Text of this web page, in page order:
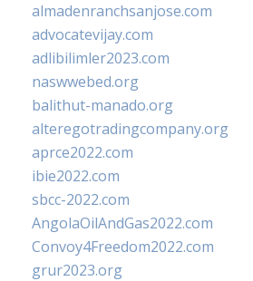
almadenranchsanjose.com
advocatevijay.com
adlibilimler2023.com
naswwebed.org
balithut-manado.org
alteregotradingcompany.org
aprce2022.com
ibie2022.com
sbcc-2022.com
AngolaOilAndGas2022.com
Convoy4Freedom2022.com
grur2023.org